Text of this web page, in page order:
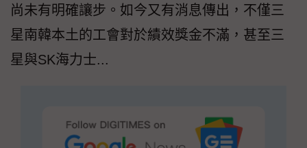
尚未有明確讓步。如今又有消息傳出，不僅三
星南韓本土的工會對於績效獎金不滿，甚至三
星與SK海力士...